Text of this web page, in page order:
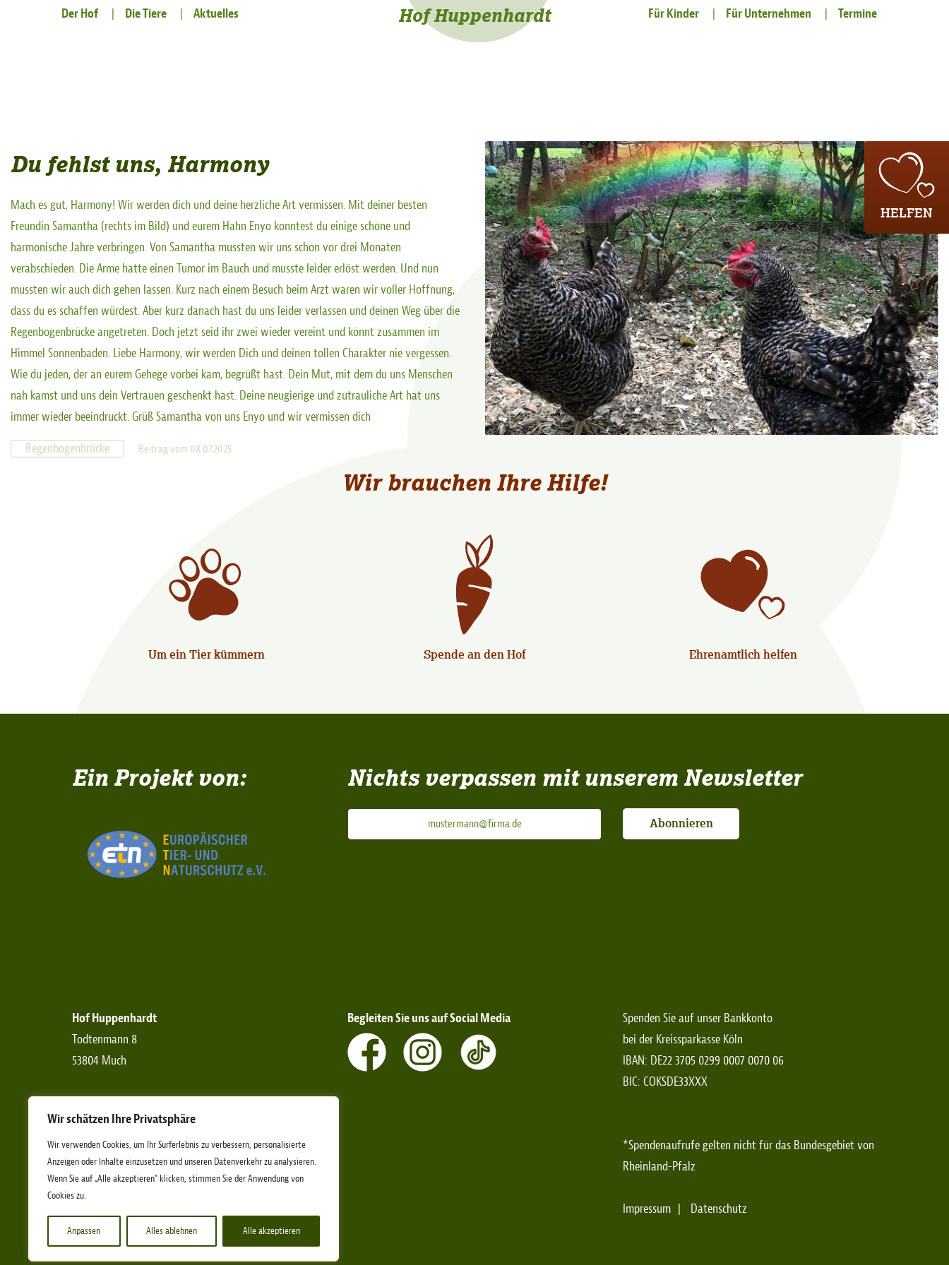
Wir schätzen Ihre Privatsphäre
Wir verwenden Cookies, um Ihr Surferlebnis zu verbessern, personalisierte
Anzeigen oder Inhalte einzusetzen und unseren Datenverkehr zu analysieren.
Wenn Sie auf „Alle akzeptieren" klicken, stimmen Sie der Anwendung von
Cookies zu.
Anpassen Alles ablehnen Alle akzeptieren
Der Hof Die Tiere Aktuelles Hof Huppenhardt Für Kinder Für Unternehmen Termine
HELFEN
Du fehlst uns, Harmony
Mach es gut, Harmony! Wir werden dich und deine herzliche Art vermissen. Mit deiner besten
Freundin Samantha (rechts im Bild) und eurem Hahn Enyo konntest du einige schöne und
harmonische Jahre verbringen. Von Samantha mussten wir uns schon vor drei Monaten
verabschieden. Die Arme hatte einen Tumor im Bauch und musste leider erlöst werden. Und nun
mussten wir auch dich gehen lassen. Kurz nach einem Besuch beim Arzt waren wir voller Hoffnung,
dass du es schaffen würdest. Aber kurz danach hast du uns leider verlassen und deinen Weg über die
Regenbogenbrücke angetreten. Doch jetzt seid ihr zwei wieder vereint und könnt zusammen im
Himmel Sonnenbaden. Liebe Harmony, wir werden Dich und deinen tollen Charakter nie vergessen.
Wie du jeden, der an eurem Gehege vorbei kam, begrüßt hast. Dein Mut, mit dem du uns Menschen
nah kamst und uns dein Vertrauen geschenkt hast. Deine neugierige und zutrauliche Art hat uns
immer wieder beeindruckt. Grüß Samantha von uns Enyo und wir vermissen dich
Regenbogenbrücke
Beitrag vom 08.07.2025
Wir brauchen Ihre Hilfe!
Um ein Tier kümmern Spende an den Hof Ehrenamtlich helfen
Ein Projekt von: Nichts verpassen mit unserem Newsletter
Abonnieren
Hof Huppenhardt
Todtenmann 8
53804 Much
Telefax: +49 (0)2245-6190-11
E-Mail:info[at]etn-ev.de
Begleiten Sie uns auf Social Media
Spenden Sie auf unser Bankkonto
bei der Kreissparkasse Köln
IBAN: DE22 3705 0299 0007 0070 06
BIC: COKSDE33XXX
*Spendenaufrufe gelten nicht für das Bundesgebiet von
Rheinland-Pfalz
Impressum Datenschutz